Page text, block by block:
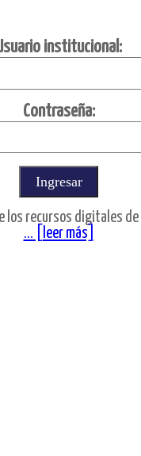
institucional:
Contraseña:
los recursos digitales
... [leer más]